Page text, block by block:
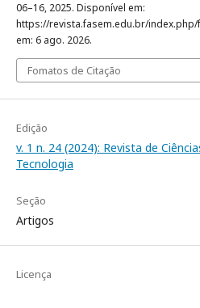
06–16, 2025. Disponível em:
https://revista.fasem.edu.br/
em: 6 ago. 2026.
Fomatos de Citação
Edição
v. 1 n. 24 (2024): Revista de
Tecnologia
Seção
Artigos
Licença